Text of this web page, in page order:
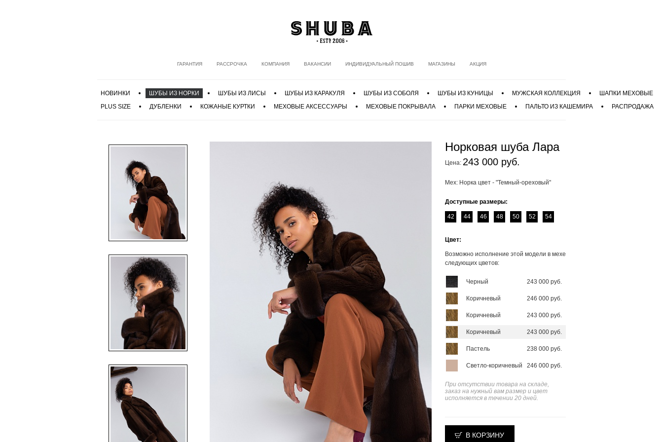
ГАРАНТИЯ РАССРОЧКА КОМПАНИЯ ВАКАНСИИ ИНДИВИДУАЛЬНЫЙ ПОШИВ МАГАЗИНЫ АКЦИЯ
НОВИНКИ ШУБЫ ИЗ НОРКИ ШУБЫ ИЗ ЛИСЫ ШУБЫ ИЗ КАРАКУЛЯ ШУБЫ ИЗ СОБОЛЯ ШУБЫ ИЗ КУНИЦЫ МУЖСКАЯ КОЛЛЕКЦИЯ
ШАПКИ МЕХОВЫЕ
PLUS SIZE
ДУБЛЕНКИ КОЖАНЫЕ КУРТКИ МЕХОВЫЕ АКСЕССУАРЫ МЕХОВЫЕ ПОКРЫВАЛА ПАРКИ МЕХОВЫЕ ПАЛЬТО ИЗ КАШЕМИРА РАСПРОДАЖА
Норковая шуба Лара
Цена: 243 000 руб.
Мех: Норка цвет - "Темный-ореховый"
Доступные размеры:
42 44 46 48 50 52 54
Цвет:
Возможно исполнение этой модели в мехе
следующих цветов:
Черный 243 000 руб.
Коричневый 246 000 руб.
Коричневый 243 000 руб.
Коричневый 243 000 руб.
Пастель 238 000 руб.
Светло-коричневый 246 000 руб.
При отсутствии товара на складе,
заказ на нужный вам размер и цвет
исполняется в течении 20 дней.
В КОРЗИНУ